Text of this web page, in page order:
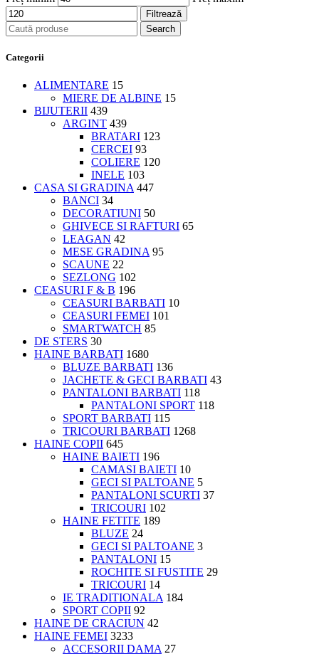
Filtrează
Search
Categorii
ALIMENTARE 15
MIERE DE ALBINE 15
BIJUTERII 439
ARGINT 439
BRATARI 123
CERCEI 93
COLIERE 120
INELE 103
CASA SI GRADINA 447
BANCI 34
DECORATIUNI 50
GHIVECE SI RAFTURI 65
LEAGAN 42
MESE GRADINA 95
SCAUNE 22
SEZLONG 102
CEASURI F & B 196
CEASURI BARBATI 10
CEASURI FEMEI 101
SMARTWATCH 85
DE STERS 30
HAINE BARBATI 1680
BLUZE BARBATI 136
JACHETE & GECI BARBATI 43
PANTALONI BARBATI 118
PANTALONI SPORT 118
SPORT BARBATI 115
TRICOURI BARBATI 1268
HAINE COPII 645
HAINE BAIETI 196
CAMASI BAIETI 10
GECI SI PALTOANE 5
PANTALONI SCURTI 37
TRICOURI 102
HAINE FETITE 189
BLUZE 24
GECI SI PALTOANE 3
PANTALONI 15
ROCHITE SI FUSTITE 29
TRICOURI 14
IE TRADITIONALA 184
SPORT COPII 92
HAINE DE CRACIUN 42
HAINE FEMEI 3233
ACCESORII DAMA 27